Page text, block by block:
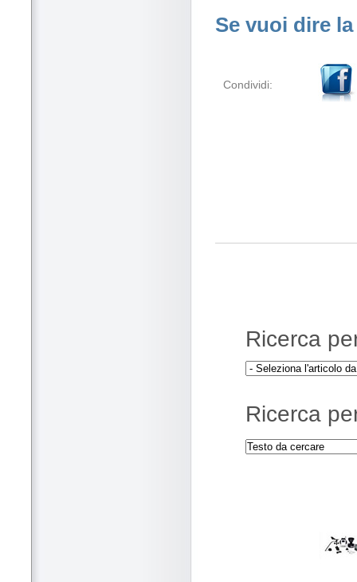
Se vuoi dire
Condividi:
Ricerca
Ricerca